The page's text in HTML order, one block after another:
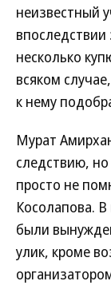
неизвестный
несколько
всяком
к нему
Мурат
следствию, но
просто не
Косолапова.
были
улик, кроме